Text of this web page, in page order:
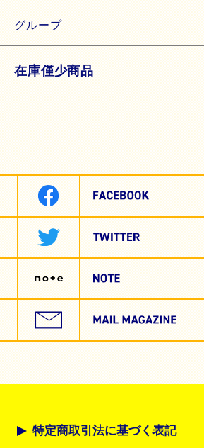
グループ
在庫僅少商品
特定商取引法に基づく表記